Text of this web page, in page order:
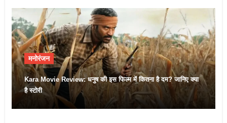
मनोरंजन
Kara Movie Review: धनुष की इस फिल्म में कितना है दम? जानिए क्या
है स्टोरी